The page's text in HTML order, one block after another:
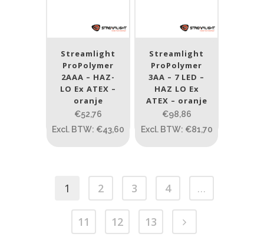
Streamlight
ProPolymer
2AAA – HAZ-
LO Ex ATEX –
oranje
€52,76
Excl. BTW: €43,60
Streamlight
ProPolymer
3AA – 7 LED –
HAZ LO Ex
ATEX – oranje
€98,86
Excl. BTW: €81,70
1 2 3 4 …
11 12 13